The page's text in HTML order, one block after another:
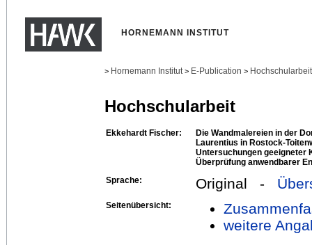
HORNEMANN INSTITUT
> Hornemann Institut > E-Publication >
Hochschularbeit
Ekkehardt Fischer:
Die Wandmalereien in der
Laurentius in Rostock-
Untersuchungen geeigneter
Überprüfung anwendbarer
Sprache:
Original -
Seitenübersicht:
weitere